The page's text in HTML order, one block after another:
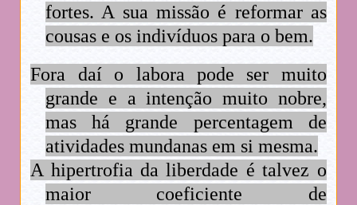
fortes. A sua missão é reformar as
cousas e os indivíduos para o bem.
Fora daí o labora pode ser muito
grande e a intenção muito nobre,
mas há grande percentagem de
atividades mundanas em si mesma.
A hipertrofia da liberdade é talvez o
maior coeficiente de